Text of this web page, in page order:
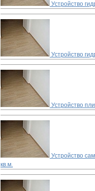
Устройство
Устройство
Устройство
Устройство
кв.м.